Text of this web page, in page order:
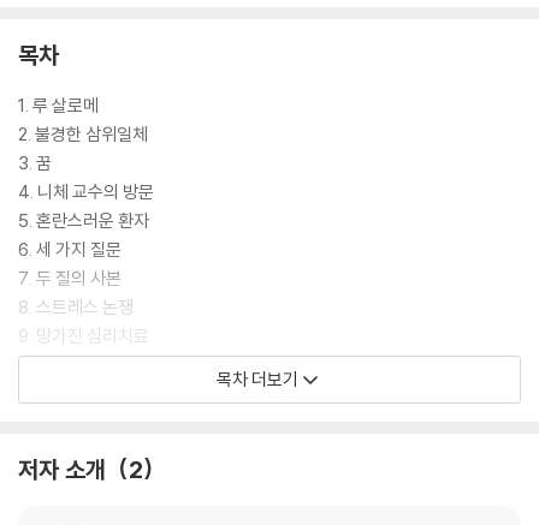
|줄거리|
정신분석 기법이 아직 등장하지 않은 1882년, 성공한 의사 요제프 브로이
어는 환자 베르타 파펜하임에 대한 강박적 욕망과 중년의 위기로 절망에
빠져 있었다. 어느 날 그에게 묘령의 여인 루 살로메로부터 은밀하게 한 무
명 철학자를 치료해달라는 의뢰가 들어온다. 환자는 바로 만성적인 편두통
과 발작, 루 살로메와의 실연으로 자살 충동에 시달리고 있던 니체였다. 그
러나 자존심 강한 니체는 치료를 거부하고, 브로이어는 생각 끝에 기발한
거래를 제안한다. 자신의 절망을 니체가 철학으로 치유하고, 니체의 질병
은 자신이 의학으로 치료하자는 것. 니체가 이를 수락함으로써 두 사람은
‘대화치료’를 시작하게 된다. 처음에는 속마음을 감춘 채 치열한 지적 공방
을 벌이며 마음의 벽을 높게 쌓던 두 사람은, 차츰 가면을 벗고 각자의 내면
을 드러내기 시작한다. 두 사람의 우정이 깊어지는 가운데 브로이어는 마
목차
1. 루 살로메
2. 불경한 삼위일체
3. 꿈
4. 니체 교수의 방문
5. 혼란스러운 환자
6. 세 가지 질문
7. 두 질의 사본
8. 스트레스 논쟁
9. 망가진 심리치료
10. 성적 상상과 죄의식
14. 먼저 발가벗기 전략
목차 더보기
저자 소개 2